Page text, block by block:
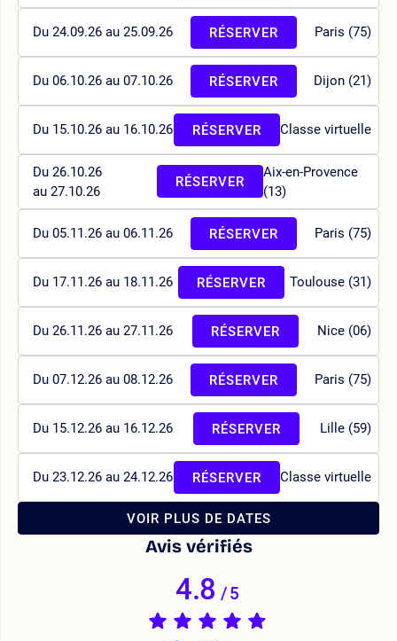
Du 24.09.26 au 25.09.26 Paris (75)
RÉSERVER
Du 06.10.26 au 07.10.26 Dijon (21)
RÉSERVER
Du 15.10.26 au 16.10.26 Classe virtuelle
RÉSERVER
Du 26.10.26
au 27.10.26
Aix-en-Provence
(13)
RÉSERVER
Du 05.11.26 au 06.11.26 Paris (75)
RÉSERVER
Du 17.11.26 au 18.11.26 Toulouse (31)
RÉSERVER
Du 26.11.26 au 27.11.26 Nice (06)
RÉSERVER
Du 07.12.26 au 08.12.26 Paris (75)
RÉSERVER
Du 15.12.26 au 16.12.26 Lille (59)
RÉSERVER
Du 23.12.26 au 24.12.26 Classe virtuelle
RÉSERVER
VOIR PLUS DE DATES
Avis vérifiés
4.8/5